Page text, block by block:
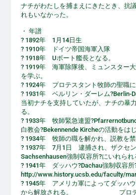
ナチがわたしを捕まえにきたとき、抗
れもいなかった。
・ 年譜
? 1892年 1月14日生
? 1910年 ドイツ帝国海軍入隊
? 1918年 Uボート艦長となる。
? 1919年 海軍除隊後、ミュンスター
を学ぶ。
? 1924年 プロテスタント牧師の聖職に
? 1931年 ベルリン・ダーレム?Berlin-
当初ナチを支持していたが、ナチの暴
る。
? 1933年 牧師緊急連盟
白教会?Bekennende Kircheの活動をはじ
? 1934年 牧師の職を解かれ、説教を禁
? 1937年 7月1日 逮捕され、ザクセ
Sachsenhausen強制収容所?にいれられ
? 1941年 ダッハウ?Dachau強制収容所?
http://www.history.ucsb.edu/faculty/
? 1945年 アメリカ軍によってダッハウ
から解放される。 プロテス